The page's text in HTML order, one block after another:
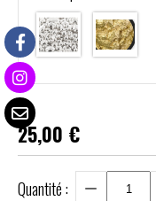
25,00 €
Quantité :